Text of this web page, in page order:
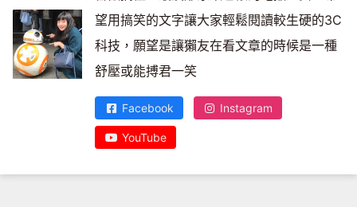
望用搞笑的文字讓大家輕鬆閱讀較生硬的3C
科技，願望是讓獺友在看文章的時候是一種
舒壓或能搏君一笑
Facebook Instagram
YouTube